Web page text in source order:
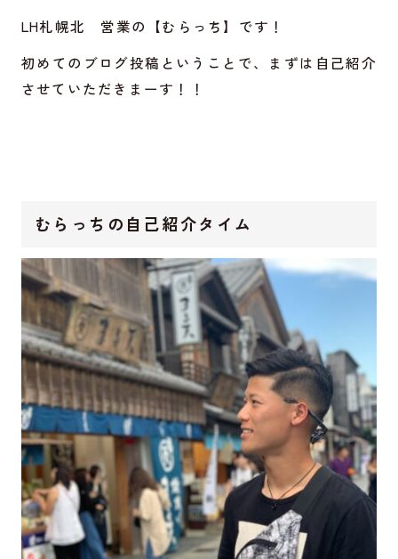
LH札幌北 営業の【むらっち】です！
初めてのブログ投稿ということで、まずは自己紹介
させていただきまーす！！
むらっちの自己紹介タイム